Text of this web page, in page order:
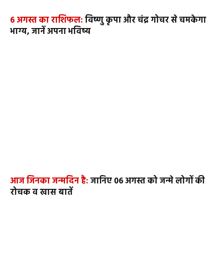
6 अगस्त का राशिफल:विष्णु कृपा और चंद्र गोचर से चमकेगा
भाग्य, जानें अपना भविष्य
आज जिनका जन्मदिन है:जानिए 06 अगस्त को जन्मे लोगों की
रोचक व खास बातें